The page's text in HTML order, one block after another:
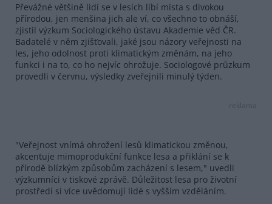
Převážné většině lidí se v lesích líbí místa s divokou
přírodou, jen menšina jich ale ví, co všechno to obnáší,
zjistil výzkum Sociologického ústavu Akademie věd ČR.
Badatelé v něm zjišťovali, jaké jsou názory veřejnosti na
les, jeho odolnost proti klimatickým změnám, na jeho
funkci i na to, co ho nejvíc ohrožuje. Sociologové průzkum
provedli v červnu, výsledky zveřejnili minulý týden.
reklama
"Veřejnost vnímá ohrožení lesů klimatickou změnou,
akcentuje mimoprodukční funkce lesa a přiklání se k
přírodě blízkým způsobům zacházení s lesem," uvedli
výzkumníci v tiskové zprávě. Důležitost lesa pro životní
prostředí si více uvědomují lidé s vyšším vzděláním.